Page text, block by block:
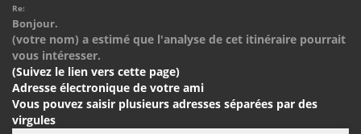
Re:
Bonjour.
(votre nom) a estimé que l'analyse de cet itinéraire pourrait
vous intéresser.
(Suivez le lien vers cette page)
Adresse électronique de votre ami
Vous pouvez saisir plusieurs adresses séparées par des
virgules